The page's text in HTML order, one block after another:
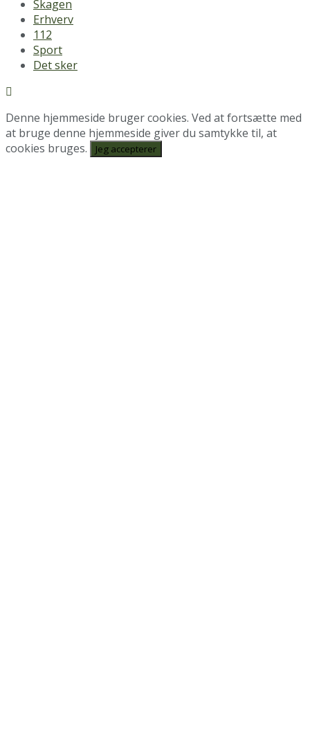
Skagen
Erhverv
112
Sport
Det sker
Denne hjemmeside bruger cookies. Ved at fortsætte med
at bruge denne hjemmeside giver du samtykke til, at
cookies bruges.
Jeg accepterer